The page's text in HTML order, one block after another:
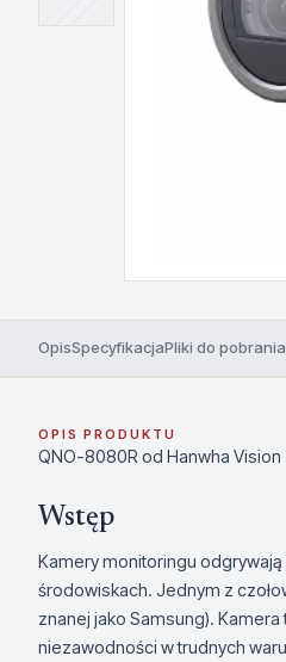
OpisSpecyfikacjaPliki do pobrania
OPIS PRODUKTU
QNO-8080R od Hanwha
Wstęp
Kamery monitoringu
środowiskach. Jednym z
znanej jako Samsung).
niezawodności w trudnych